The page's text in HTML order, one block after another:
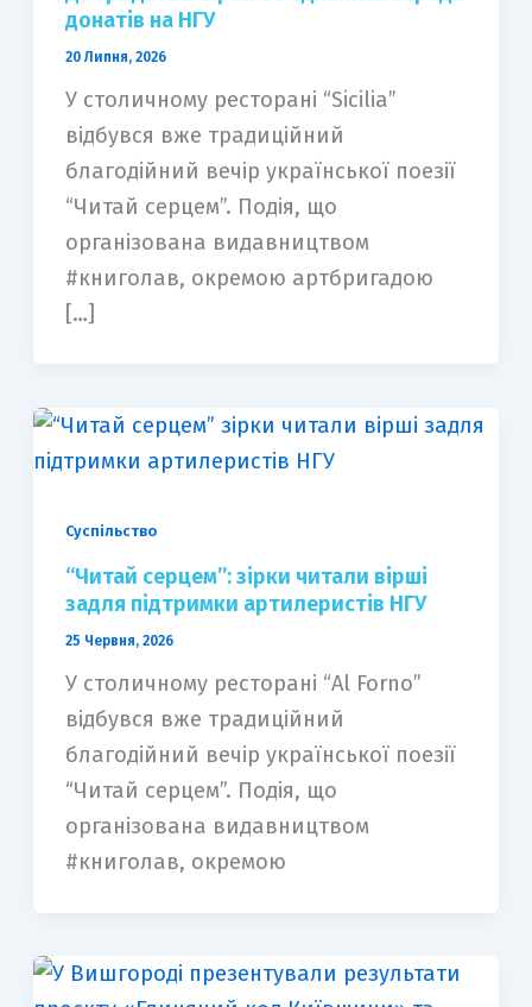
донатів на НГУ
20 Липня, 2026
У столичному ресторані “Sicilia”
відбувся вже традиційний
благодійний вечір української поезії
“Читай серцем”. Подія, що
організована видавництвом
#книголав, окремою артбригадою
[…]
Суспільство
“Читай серцем”: зірки читали вірші
задля підтримки артилеристів НГУ
25 Червня, 2026
У столичному ресторані “Al Forno”
відбувся вже традиційний
благодійний вечір української поезії
“Читай серцем”. Подія, що
організована видавництвом
#книголав, окремою